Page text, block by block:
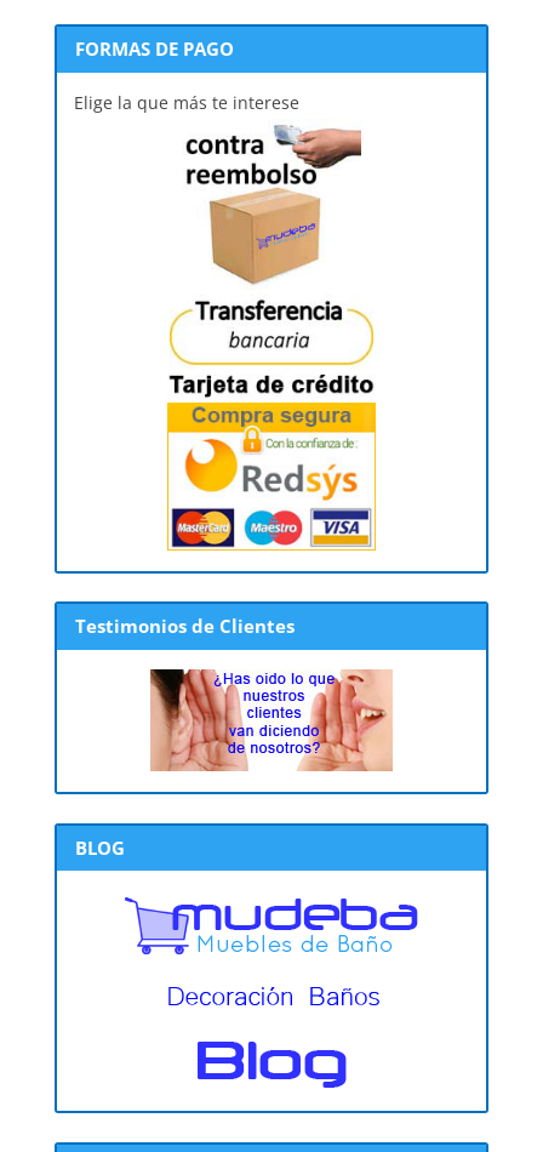
FORMAS DE PAGO
Elige la que más te interese
Testimonios de Clientes
BLOG